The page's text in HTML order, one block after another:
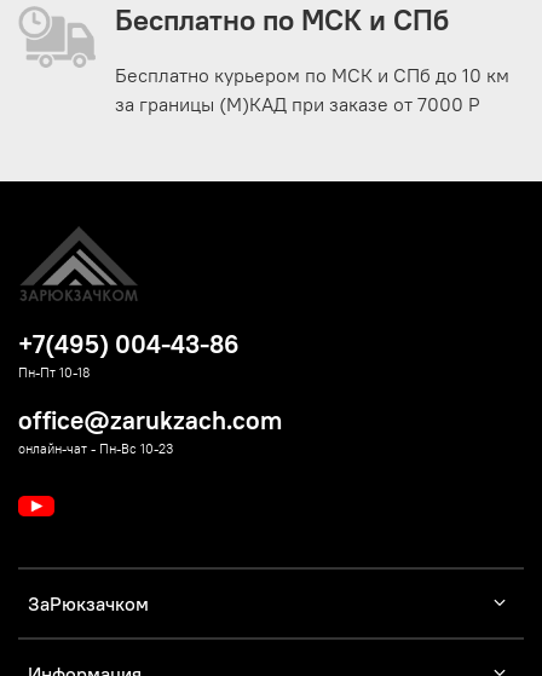
Бесплатно по МСК и СПб
Бесплатно курьером по МСК и СПб до 10 км
за границы (М)КАД при заказе от 7000 Р
ЗаРюкзачком
+7(495) 004-43-86
Пн-Пт 10-18
office@zarukzach.com
онлайн-чат - Пн-Вс 10-23